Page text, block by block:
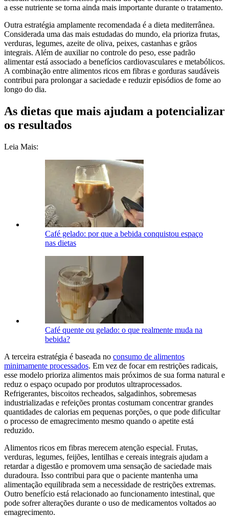
a esse nutriente se torna ainda mais importante durante o tratamento.
Outra estratégia amplamente recomendada é a dieta mediterrânea.
Considerada uma das mais estudadas do mundo, ela prioriza frutas,
verduras, legumes, azeite de oliva, peixes, castanhas e grãos
integrais. Além de auxiliar no controle do peso, esse padrão
alimentar está associado a benefícios cardiovasculares e metabólicos.
A combinação entre alimentos ricos em fibras e gorduras saudáveis
contribui para prolongar a saciedade e reduzir episódios de fome ao
longo do dia.
As dietas que mais ajudam a potencializar
os resultados
Leia Mais:
Café gelado: por que a bebida conquistou espaço
nas dietas
Café quente ou gelado: o que realmente muda na
bebida?
A terceira estratégia é baseada no consumo de alimentos
minimamente processados. Em vez de focar em restrições radicais,
esse modelo prioriza alimentos mais próximos de sua forma natural e
reduz o espaço ocupado por produtos ultraprocessados.
Refrigerantes, biscoitos recheados, salgadinhos, sobremesas
industrializadas e refeições prontas costumam concentrar grandes
quantidades de calorias em pequenas porções, o que pode dificultar
o processo de emagrecimento mesmo quando o apetite está
reduzido.
Alimentos ricos em fibras merecem atenção especial. Frutas,
verduras, legumes, feijões, lentilhas e cereais integrais ajudam a
retardar a digestão e promovem uma sensação de saciedade mais
duradoura. Isso contribui para que o paciente mantenha uma
alimentação equilibrada sem a necessidade de restrições extremas.
Outro benefício está relacionado ao funcionamento intestinal, que
pode sofrer alterações durante o uso de medicamentos voltados ao
emagrecimento.